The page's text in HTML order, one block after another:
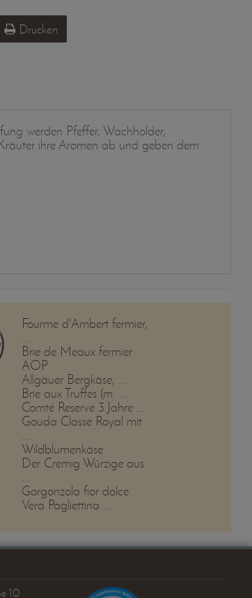
Drucken
werden Pfeffer, Wachholder,
ihre Aromen ab und geben dem
Fourme d'Ambert fermier,
Brie de Meaux fermier
AOP
Allgäuer Bergkäse, ...
Brie aux Truffes (m. ...
Comté Reserve 3 Jahre ...
Gouda Classe Royal mit
Wildblumenkäse
Der Cremig Würzige aus
Gorgonzola fior dolce
Vera Pagliettina ...
10